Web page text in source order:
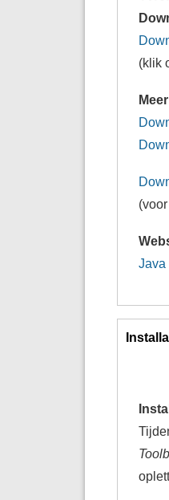
(klik
Java
Inst